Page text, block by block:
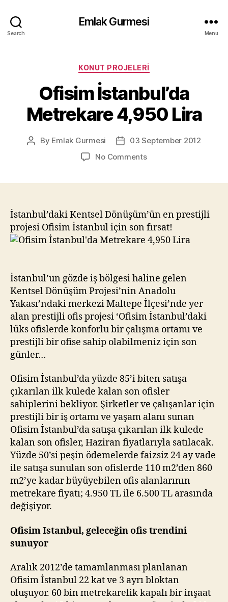
Search
Emlak Gurmesi
Menu
Categories
KONUT PROJELERI
Ofisim İstanbul’da
Metrekare 4,950 Lira
Post
By Emlak Gurmesi
Post03 September 2012
No Commentson
Lira
İstanbul’daki Kentsel Dönüşüm’ün en prestijli
projesi Ofisim İstanbul için son fırsat!
İstanbul’un gözde iş bölgesi haline gelen
Kentsel Dönüşüm Projesi’nin Anadolu
Yakası’ndaki merkezi Maltepe İlçesi’nde yer
alan prestijli ofis projesi ‘Ofisim İstanbul’daki
lüks ofislerde konforlu bir çalışma ortamı ve
prestijli bir ofise sahip olabilmeniz için son
günler…
Ofisim İstanbul’da yüzde 85’i biten satışa
çıkarılan ilk kulede kalan son ofisler
sahiplerini bekliyor. Şirketler ve çalışanlar için
prestijli bir iş ortamı ve yaşam alanı sunan
Ofisim İstanbul’da satışa çıkarılan ilk kulede
kalan son ofisler, Haziran fiyatlarıyla satılacak.
Yüzde 50’si peşin ödemelerde faizsiz 24 ay vade
ile satışa sunulan son ofislerde 110 m2’den 860
m2’ye kadar büyüyebilen ofis alanlarının
metrekare fiyatı; 4.950 TL ile 6.500 TL arasında
değişiyor.
Ofisim Istanbul, geleceğin ofis trendini
sunuyor
Aralık 2012’de tamamlanması planlanan
Ofisim İstanbul 22 kat ve 3 ayrı bloktan
oluşuyor. 60 bin metrekarelik kapalı bir inşaat